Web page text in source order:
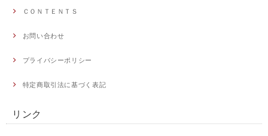
ＣＯＮＴＥＮＴＳ
お問い合わせ
プライバシーポリシー
特定商取引法に基づく表記
リンク